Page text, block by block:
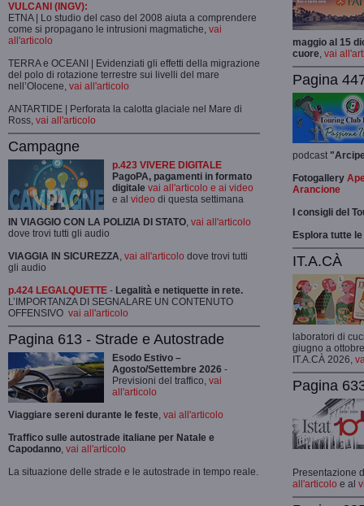
VULCANI (INGV):
ETNA | Lo studio del caso del 2008 aiuta a comprendere
come si propagano le intrusioni magmatiche, vai
all'articolo
TERRA e OCEANI | Evidenziati gli effetti della migrazione
del polo di rotazione terrestre sui livelli del mare
nell’Olocene, vai all'articolo
ANTARTIDE | Perforata la calotta glaciale nel Mare di
Ross, vai all'articolo
Campagne
p.423 VIVERE DIGITALE
PagoPA, pagamenti in formato
digitale vai all'articolo e ai video
e al video di questa settimana
IN VIAGGIO CON LA POLIZIA DI STATO, vai all'articolo
dove trovi tutti gli audio
VIAGGIA IN SICUREZZA, vai all'articolo dove trovi tutti
gli audio
p.424 LEGALQUETTE - Legalità e netiquette in rete.
L’IMPORTANZA DI SEGNALARE UN CONTENUTO
OFFENSIVO vai all'articolo
Pagina 613 - Strade e Autostrade
Esodo Estivo –
Agosto/Settembre 2026 -
Previsioni del traffico, vai
all'articolo
Viaggiare sereni durante le feste, vai all'articolo
Traffico sulle autostrade italiane per Natale e
Capodanno, vai all'articolo
La situazione delle strade e le autostrade in tempo reale.
maggio al 15
cuore, vai
Pagina
podcast
Fotogallery
Arancione
I consigli del
Esplora tutte
IT.A.CÀ
laboratori di
giugno a
IT.A.CÀ 2026,
Pagina
Presentazione
all'articolo e al